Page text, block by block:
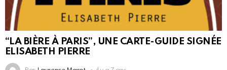
“LA BIÈRE À PARIS”, UNE CARTE-GUIDE SIGNÉE
ELISABETH PIERRE